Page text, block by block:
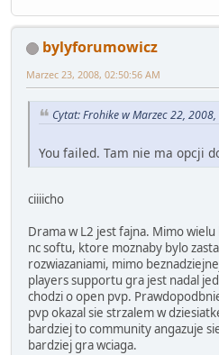
bylyforumowicz
Marzec 23, 2008, 02:50:56 AM
Cytat: Frohike w Marzec 22,
You failed. Tam nie ma opcji
ciiiicho
Drama w L2 jest fajna. Mimo
nc softu, ktore moznaby bylo
rozwiazaniami, mimo
players supportu gra jest nadal
chodzi o open pvp.
pvp okazal sie strzalem w
bardziej to community angazuje
bardziej gra wciaga.